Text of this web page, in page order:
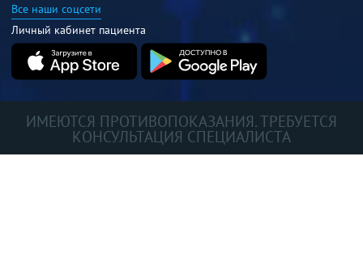
Все наши соцсети
Личный кабинет пациента
ИМЕЮТСЯ ПРОТИВОПОКАЗАНИЯ. ТРЕБУЕТСЯ
КОНСУЛЬТАЦИЯ СПЕЦИАЛИСТА